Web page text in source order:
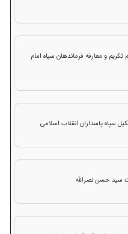
و معارفه فرماندهان سپاه امام
سپاه پاسداران انقلاب اسلامی
سید حسن نصرالله